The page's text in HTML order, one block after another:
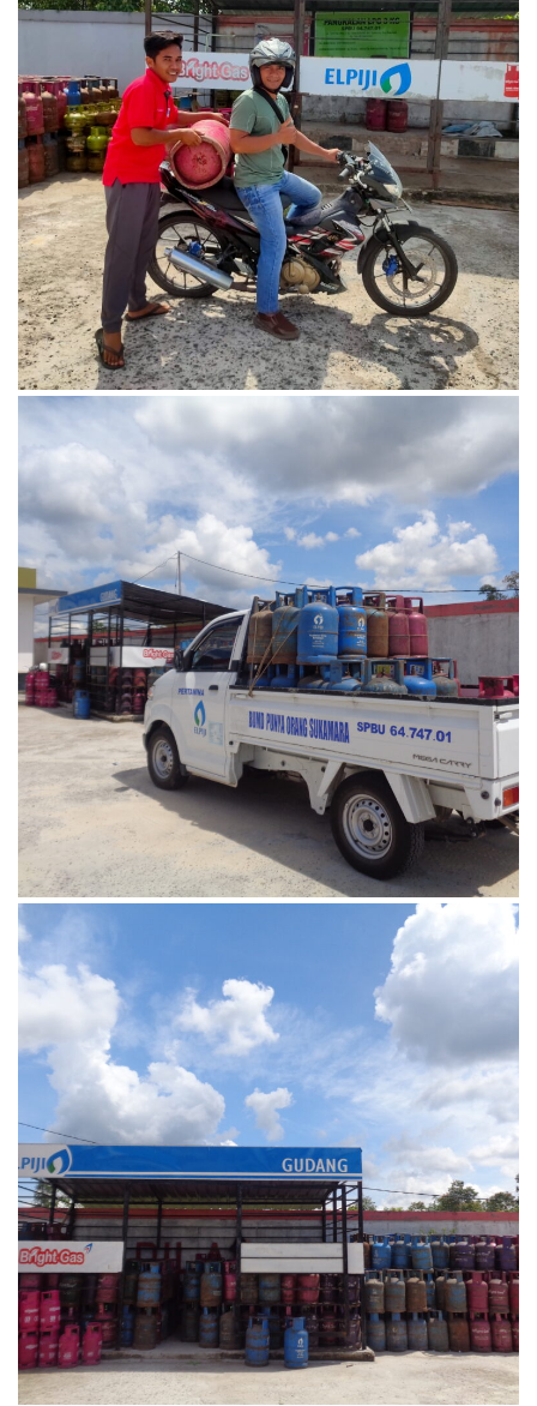
Oktober 1, 2023
WhatsApp Image 2023-06-30 at
10.06.27
Oktober 2, 2023
DSC00522
Oktober 1, 2023
DSC00520